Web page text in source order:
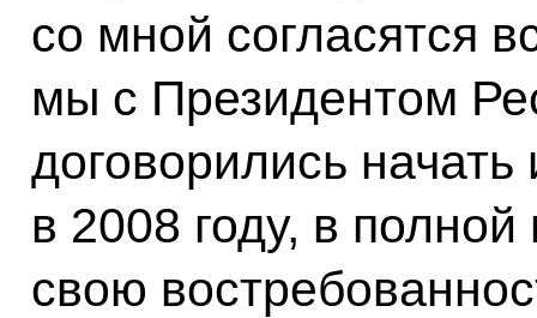
со мной согласятся
мы с Президентом
договорились
в 2008 году, в
свою